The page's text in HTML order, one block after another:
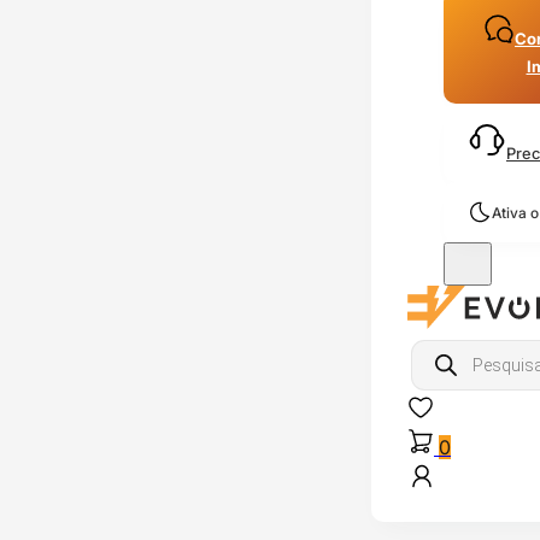
Ativa
Products
search
0